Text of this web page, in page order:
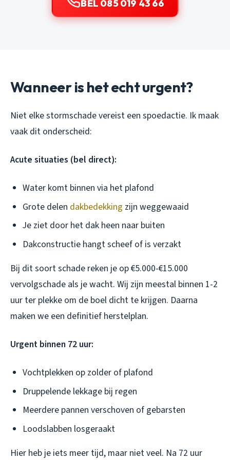
BEL 085 019 43 66
Wanneer is het echt urgent?
Niet elke stormschade vereist een spoedactie. Ik maak
vaak dit onderscheid:
Acute situaties (bel direct):
Water komt binnen via het plafond
Grote delen dakbedekking zijn weggewaaid
Je ziet door het dak heen naar buiten
Dakconstructie hangt scheef of is verzakt
Bij dit soort schade reken je op €5.000-€15.000
vervolgschade als je wacht. Wij zijn meestal binnen 1-2
uur ter plekke om de boel dicht te krijgen. Daarna
maken we een definitief herstelplan.
Urgent binnen 72 uur:
Vochtplekken op zolder of plafond
Druppelende lekkage bij regen
Meerdere pannen verschoven of gebarsten
Loodslabben losgeraakt
Hier heb je iets meer tijd, maar niet veel. Na 72 uur